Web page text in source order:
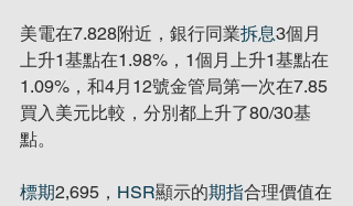
美電在7.828附近，銀行同業拆息3個月
上升1基點在1.98%，1個月上升1基點在
1.09%，和4月12號金管局第一次在7.85
買入美元比較，分別都上升了80/30基
點。
標期2,695， HSR顯示的期指合理價值在